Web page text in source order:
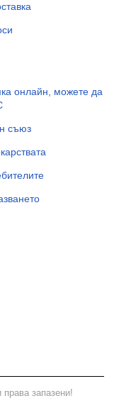
онлайн, можете да
съюз
права запазени!